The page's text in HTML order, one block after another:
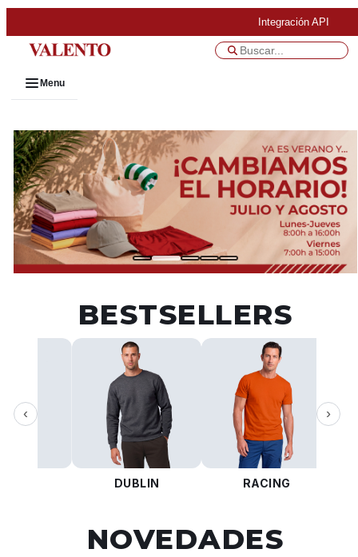
Integración API
Menu
BESTSELLERS
‹
DUBLIN RACING
›
NOVEDADES